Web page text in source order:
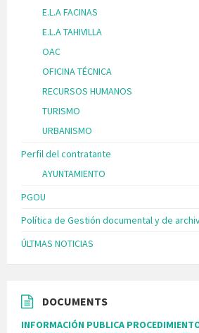
E.L.A FACINAS
E.L.A TAHIVILLA
OAC
OFICINA TÉCNICA
RECURSOS HUMANOS
TURISMO
URBANISMO
Perfil del contratante
AYUNTAMIENTO
PGOU
Política de Gestión documental y de
ÚLTMAS NOTICIAS
DOCUMENTS
INFORMACIÓN PUBLICA